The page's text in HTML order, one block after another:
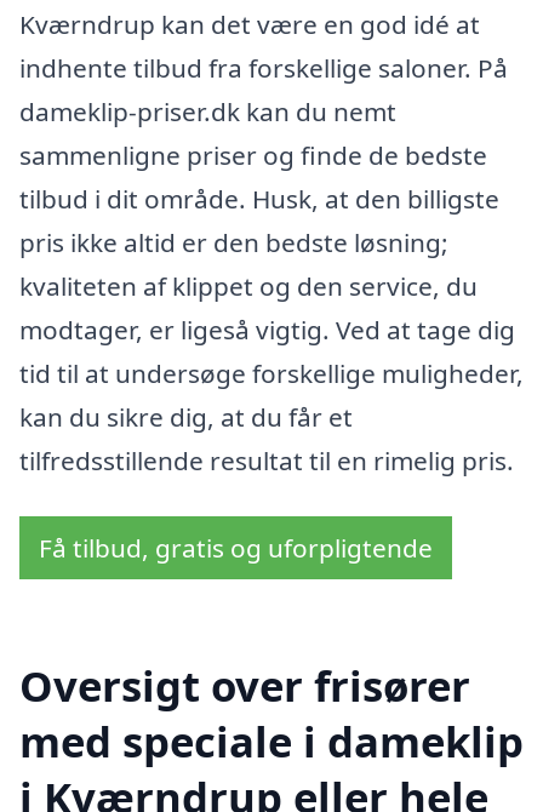
Kværndrup kan det være en god idé at
indhente tilbud fra forskellige saloner. På
dameklip-priser.dk kan du nemt
sammenligne priser og finde de bedste
tilbud i dit område. Husk, at den billigste
pris ikke altid er den bedste løsning;
kvaliteten af klippet og den service, du
modtager, er ligeså vigtig. Ved at tage dig
tid til at undersøge forskellige muligheder,
kan du sikre dig, at du får et
tilfredsstillende resultat til en rimelig pris.
Få tilbud, gratis og uforpligtende
Oversigt over frisører
med speciale i dameklip
i Kværndrup eller hele